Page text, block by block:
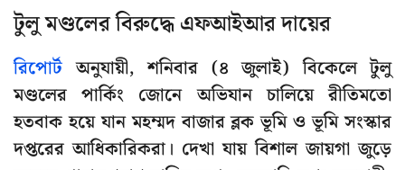
টুলু মণ্ডলের বিরুদ্ধে এফআইআর দায়ের
রিপোর্ট অনুযায়ী, শনিবার (৪ জুলাই) বিকেলে টুলু
মণ্ডলের পার্কিং জোনে অভিযান চালিয়ে রীতিমতো
হতবাক হয়ে যান মহম্মদ বাজার ব্লক ভূমি ও ভূমি সংস্কার
দপ্তরের আধিকারিকরা। দেখা যায় বিশাল জায়গা জুড়ে